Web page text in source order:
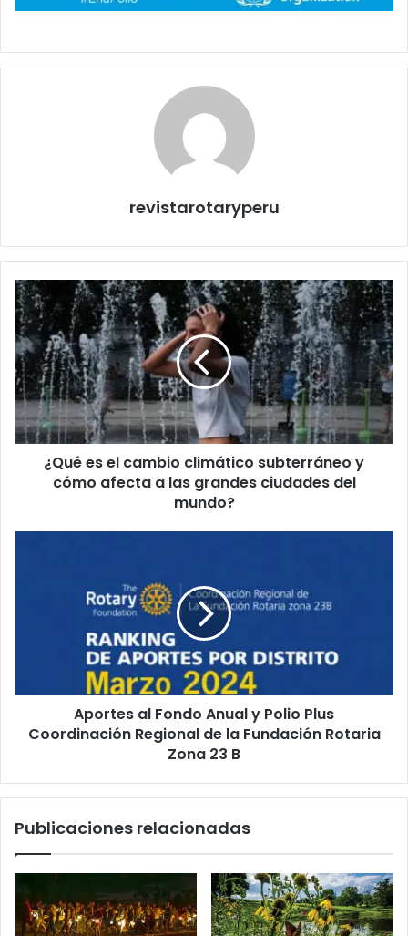
revistarotaryperu
¿Qué es el cambio climático subterráneo y
cómo afecta a las grandes ciudades del
mundo?
Aportes al Fondo Anual y Polio Plus
Coordinación Regional de la Fundación Rotaria
Zona 23 B
Publicaciones relacionadas